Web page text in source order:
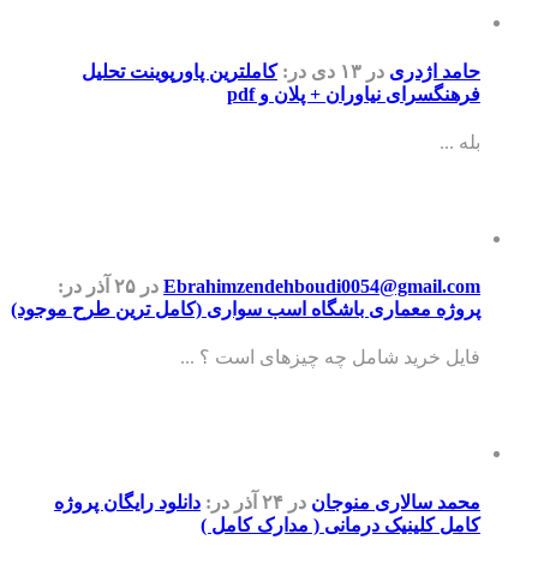
حامد اژدری در ۱۳ دی در:کاملترین پاورپوینت تحلیل
فرهنگسرای نیاوران + پلان و pdf
بله ...
Ebrahimzendehboudi0054@gmail.com در ۲۵ آذر
در:
پروژه معماری باشگاه اسب سواری (کامل ترین طرح موجود)
فایل خرید شامل چه چیزهای است ؟ ...
محمد سالاری منوجان در ۲۴ آذر در: دانلود رایگان پروژه
کامل کلینیک درمانی ( مدارک کامل )